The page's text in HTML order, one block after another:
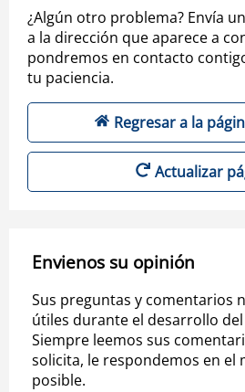
¿Algún otro problema? Envía
a la dirección que aparece a
pondremos en contacto
tu paciencia.
Regresar a la
Actualizar
Envienos su opinión
Sus preguntas y comentarios
útiles durante el desarrollo
Siempre leemos sus
solicita, le respondemos en el
posible.